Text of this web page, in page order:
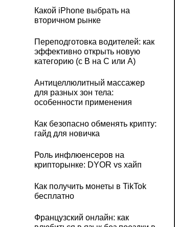
Какой iPhone выбрать на
вторичном рынке
Переподготовка водителей: как
эффективно открыть новую
категорию (с B на C или А)
Антицеллюлитный массажер
для разных зон тела:
особенности применения
Как безопасно обменять крипту:
гайд для новичка
Роль инфлюенсеров на
крипторынке: DYOR vs хайп
Как получить монеты в TikTok
бесплатно
Французский онлайн: как